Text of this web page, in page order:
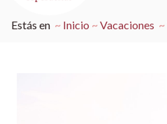
Estás en Inicio Vacaciones